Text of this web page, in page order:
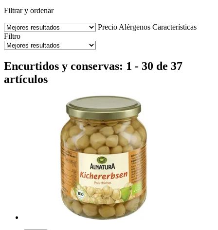
Filtrar y ordenar
Precio Alérgenos Características
Filtro
Encurtidos y conservas: 1 - 30 de 37
artículos